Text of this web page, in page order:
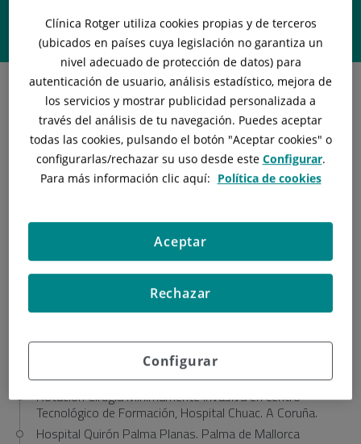
Profesional de
CIRUGÍA GENERAL Y DIGESTIVA
Titulación
Licenciado en Medicina
Experiencia Profesional
Formación de especialista realizada en hospital Son
Llatzer. Palma de Mallorca
Rotación específica en Cirugía de urgencias y paciente
politraumatizado, Hospital Parc Taulí, Sabadell.
Barcelona.
Rotación Cirugía Mínimamente Invasiva en centro
Tecnológico de Formación, Hospital Chuac. A Coruña.
Hospital Quirón Palma Planas. Palma de Mallorca
Clínica Rotger utiliza cookies propias y de terceros
(ubicados en países cuya legislación no garantiza un
nivel adecuado de protección de datos) para
autenticación de usuario, análisis estadístico, mejora de
los servicios y mostrar publicidad personalizada a
través del análisis de tu navegación. Puedes aceptar
todas las cookies, pulsando el botón "Aceptar cookies" o
configurarlas/rechazarsu uso desde este Configurar.
Para más información clic aquí: Política de cookies
Configurar
Rechazar
Aceptar